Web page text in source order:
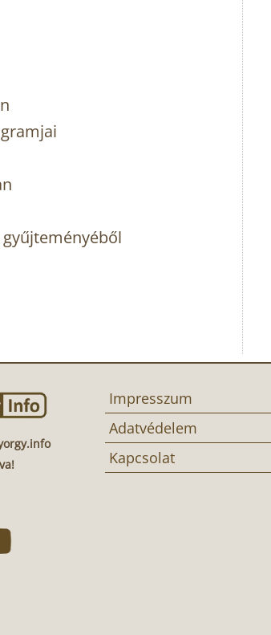
Impresszum
Adatvédelem
Kapcsolat